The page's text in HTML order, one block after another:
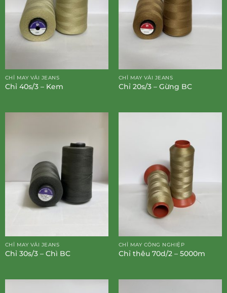
CHỈ MAY VẢI JEANS
Chỉ 40s/3 – Kem
CHỈ MAY VẢI JEANS
Chỉ 20s/3 – Gừng BC
CHỈ MAY VẢI JEANS
Chỉ 30s/3 – Chì BC
CHỈ MAY CÔNG NGHIỆP
Chỉ thêu 70d/2 – 5000m